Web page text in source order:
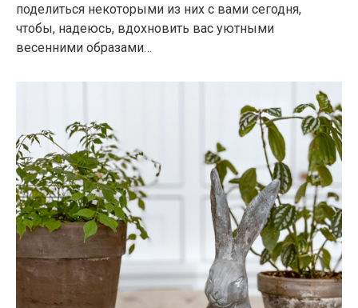
поделиться некоторыми из них с вами сегодня,
чтобы, надеюсь, вдохновить вас уютными
весенними образами…